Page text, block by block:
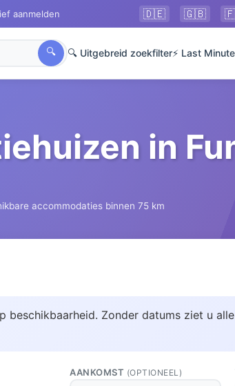
aanmelden 🇩🇪 🇬🇧
🔍 🔍 Uitgebreid zoekfilter⚡ Last
in
accommodaties binnen 75 km
beschikbaarheid. Zonder datums ziet u
AANKOMST (OPTIONEEL)